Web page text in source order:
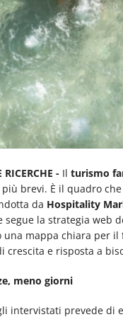
- Il turismo
brevi. È il quadro
da Hospitality
segue la strategia web
una mappa chiara per
crescita e risposta a
meno giorni
intervistati prevede di